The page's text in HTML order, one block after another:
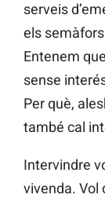
serveis
els
Entenem
sense
Per què,
també cal
Intervindre
vivenda. Vol